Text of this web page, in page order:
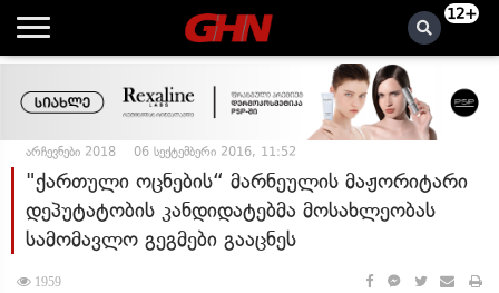
12+
არჩევნები 2018 06 სექტემბერი 2016, 11:52
"ქართული ოცნების“ მარნეულის მაჟორიტარი
დეპუტატობის კანდიდატებმა მოსახლეობას
სამომავლო გეგმები გააცნეს
1959